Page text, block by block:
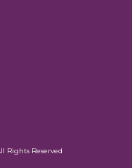
Rights Reserved